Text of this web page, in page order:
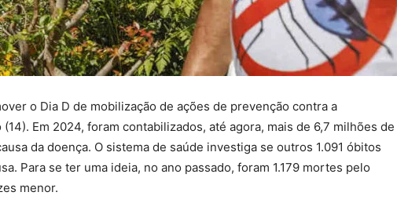
o Dia D de mobilização de ações de prevenção contra a
Em 2024, foram contabilizados, até agora, mais de 6,7 milhões de
da doença. O sistema de saúde investiga se outros 1.091 óbitos
Para se ter uma ideia, no ano passado, foram 1.179 mortes pelo
menor.